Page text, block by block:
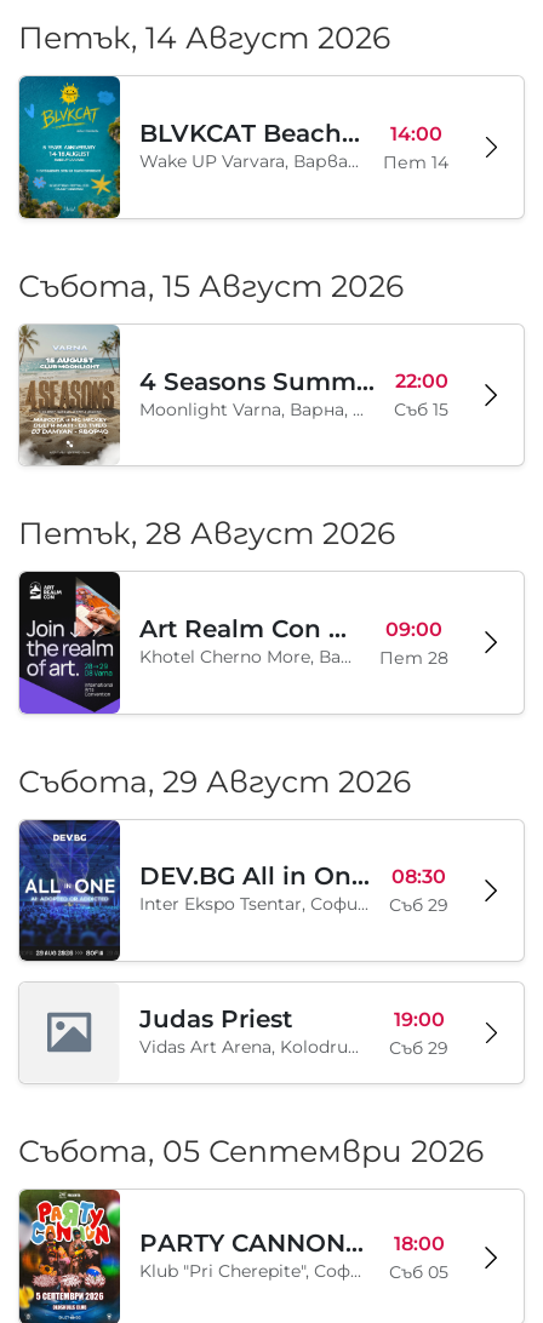
Петък, 14 Август 2026
BLVKCAT Beach Festival 2026, Wake up Varvara
Wake UP Varvara, Варвара, BG
14:00
Пет 14
Събота, 15 Август 2026
4 Seasons Summer Edition
Moonlight Varna, Варна, BG
22:00
Съб 15
Петък, 28 Август 2026
Art Realm Con 2026
Khotel Cherno More, Варна, BG
09:00
Пет 28
Събота, 29 Август 2026
DEV.BG All in One 2026
Inter Ekspo Tsentar, София, BG
08:30
Съб 29
Judas Priest
Vidas Art Arena, Kolodrum, Borisova gradina, София, BG
19:00
Съб 29
Събота, 05 Септември 2026
PARTY CANNON live in Sofia
Klub "Pri Cherepite", София, BG
18:00
Съб 05